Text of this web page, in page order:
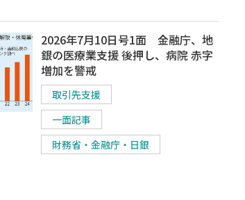
2026年7月10日号1面 金融庁、地
銀の医療業支援 後押し、病院 赤字
増加を警戒
取引先支援
一面記事
財務省・金融庁・日銀